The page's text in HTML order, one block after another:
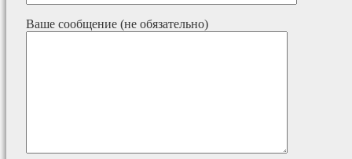
Ваше сообщение (не обязательно)